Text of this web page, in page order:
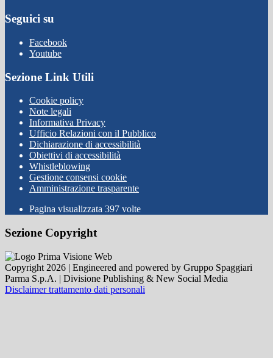
Seguici su
Facebook
Youtube
Sezione Link Utili
Cookie policy
Note legali
Informativa Privacy
Ufficio Relazioni con il Pubblico
Dichiarazione di accessibilità
Obiettivi di accessibilità
Whistleblowing
Gestione consensi cookie
Amministrazione trasparente
Pagina visualizzata 397 volte
Sezione Copyright
Copyright 2026 | Engineered and powered by Gruppo Spaggiari
Parma S.p.A. | Divisione Publishing & New Social Media
Disclaimer trattamento dati personali